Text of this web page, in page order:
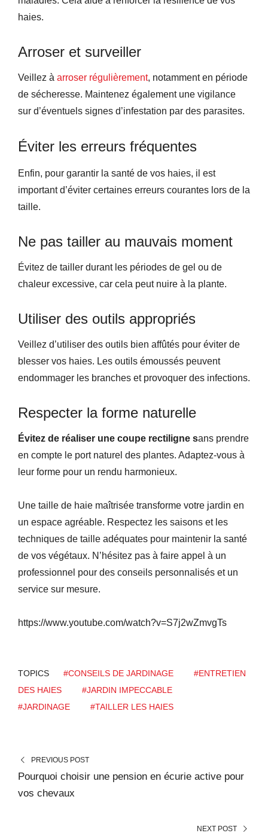
haies.
Arroser et surveiller
Veillez à arroser régulièrement, notamment en période
de sécheresse. Maintenez également une vigilance
sur d’éventuels signes d’infestation par des parasites.
Éviter les erreurs fréquentes
Enfin, pour garantir la santé de vos haies, il est
important d’éviter certaines erreurs courantes lors de la
taille.
Ne pas tailler au mauvais moment
Évitez de tailler durant les périodes de gel ou de
chaleur excessive, car cela peut nuire à la plante.
Utiliser des outils appropriés
Veillez d’utiliser des outils bien affûtés pour éviter de
blesser vos haies. Les outils émoussés peuvent
endommager les branches et provoquer des infections.
Respecter la forme naturelle
Évitez de réaliser une coupe rectiligne sans prendre
en compte le port naturel des plantes. Adaptez-vous à
leur forme pour un rendu harmonieux.
Une taille de haie maîtrisée transforme votre jardin en
un espace agréable. Respectez les saisons et les
techniques de taille adéquates pour maintenir la santé
de vos végétaux. N’hésitez pas à faire appel à un
professionnel pour des conseils personnalisés et un
service sur mesure.
https://www.youtube.com/watch?v=S7j2wZmvgTs
TOPICS #CONSEILS DE JARDINAGE
#ENTRETIEN
DES HAIES
#JARDIN IMPECCABLE
#JARDINAGE
#TAILLER LES HAIES
PREVIOUS POST
Pourquoi choisir une pension en écurie active pour
vos chevaux
NEXT POST